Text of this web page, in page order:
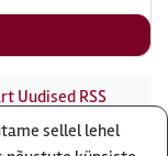
Uudised RSS
meie saidist
sellel lehel